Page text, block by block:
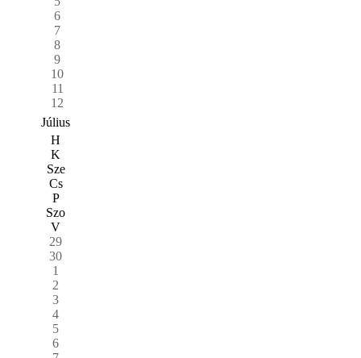
6
7
8
9
10
11
12
Július
H
K
Sze
Cs
P
Szo
V
29
30
1
2
3
4
5
6